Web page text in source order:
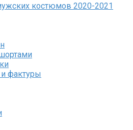
костюмов 2020-2021
фактуры